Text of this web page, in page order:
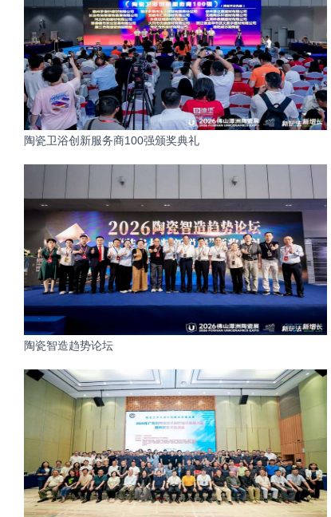
搭建商手册下载（产品展）
搭建商手册下载（装备展）
陶瓷卫浴创新服务商100强颁奖典礼
陶瓷智造趋势论坛